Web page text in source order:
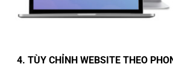
4. TÙY CHỈNH WEBSITE THEO